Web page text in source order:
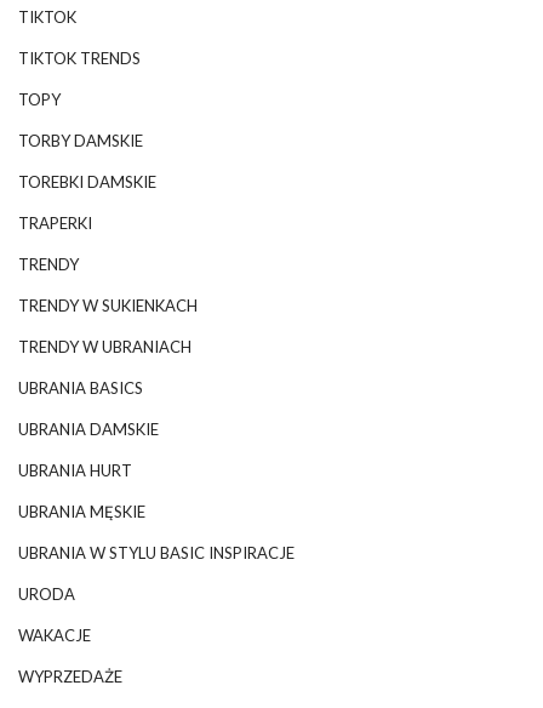
TIKTOK
TIKTOK TRENDS
TOPY
TORBY DAMSKIE
TOREBKI DAMSKIE
TRAPERKI
TRENDY
TRENDY W SUKIENKACH
TRENDY W UBRANIACH
UBRANIA BASICS
UBRANIA DAMSKIE
UBRANIA HURT
UBRANIA MĘSKIE
UBRANIA W STYLU BASIC INSPIRACJE
URODA
WAKACJE
WYPRZEDAŻE